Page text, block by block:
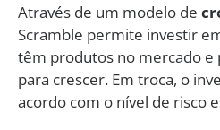
Através de um modelo de
Scramble permite investir
têm produtos no mercado e
para crescer. Em troca, o
acordo com o nível de risco